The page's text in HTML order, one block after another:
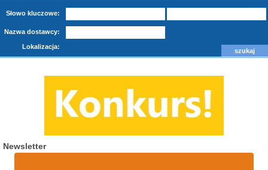
Słowo kluczowe:
Nazwa dostawcy:
Lokalizacja:
Newsletter